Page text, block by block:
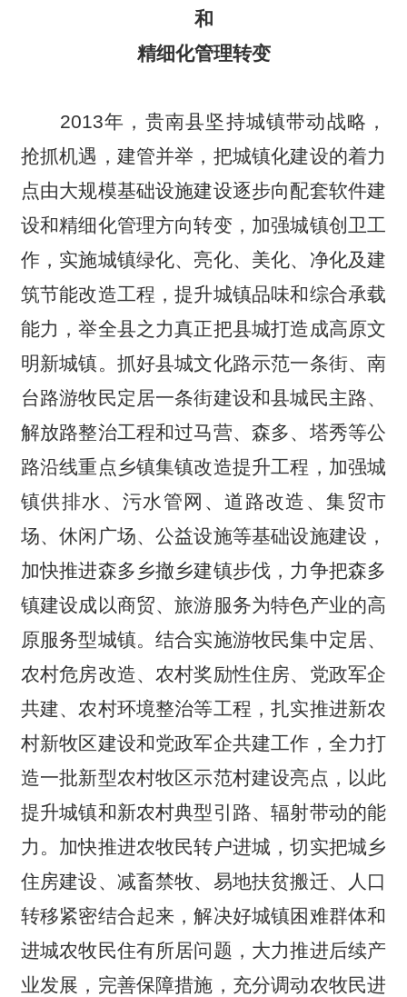
和
精细化管理转变
2013年，贵南县坚持城镇带动战略，
抢抓机遇，建管并举，把城镇化建设的着力
点由大规模基础设施建设逐步向配套软件建
设和精细化管理方向转变，加强城镇创卫工
作，实施城镇绿化、亮化、美化、净化及建
筑节能改造工程，提升城镇品味和综合承载
能力，举全县之力真正把县城打造成高原文
明新城镇。抓好县城文化路示范一条街、南
台路游牧民定居一条街建设和县城民主路、
解放路整治工程和过马营、森多、塔秀等公
路沿线重点乡镇集镇改造提升工程，加强城
镇供排水、污水管网、道路改造、集贸市
场、休闲广场、公益设施等基础设施建设，
加快推进森多乡撤乡建镇步伐，力争把森多
镇建设成以商贸、旅游服务为特色产业的高
原服务型城镇。结合实施游牧民集中定居、
农村危房改造、农村奖励性住房、党政军企
共建、农村环境整治等工程，扎实推进新农
村新牧区建设和党政军企共建工作，全力打
造一批新型农村牧区示范村建设亮点，以此
提升城镇和新农村典型引路、辐射带动的能
力。加快推进农牧民转户进城，切实把城乡
住房建设、减畜禁牧、易地扶贫搬迁、人口
转移紧密结合起来，解决好城镇困难群体和
进城农牧民住有所居问题，大力推进后续产
业发展，完善保障措施，充分调动农牧民进